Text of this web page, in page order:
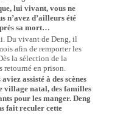
lui vivant, vous ne
n’avez d’ailleurs été
sa mort…
Du vivant de Deng, il
afin de remporter les
la sélection de la
en prison.
assisté à des scènes
village natal, des familles
pour les manger. Deng
fait reculer cette